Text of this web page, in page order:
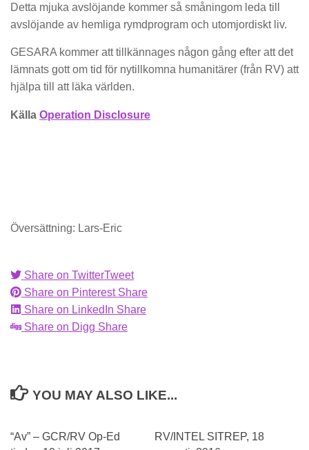
Detta mjuka avslöjande kommer så småningom leda till
avslöjande av hemliga rymdprogram och utomjordiskt liv.
GESARA kommer att tillkännages någon gång efter att det
lämnats gott om tid för nytillkomna humanitärer (från RV) att
hjälpa till att läka världen.
Källa Operation Disclosure
Översättning: Lars-Eric
Share on TwitterTweet
Share on Pinterest Share
Share on LinkedIn Share
Share on Digg Share
YOU MAY ALSO LIKE...
“Av” – GCR/RV Op-Ed
RV/INTEL SITREP, 18